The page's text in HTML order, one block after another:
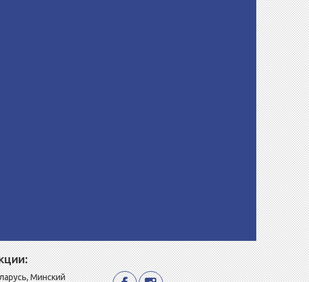
Минский